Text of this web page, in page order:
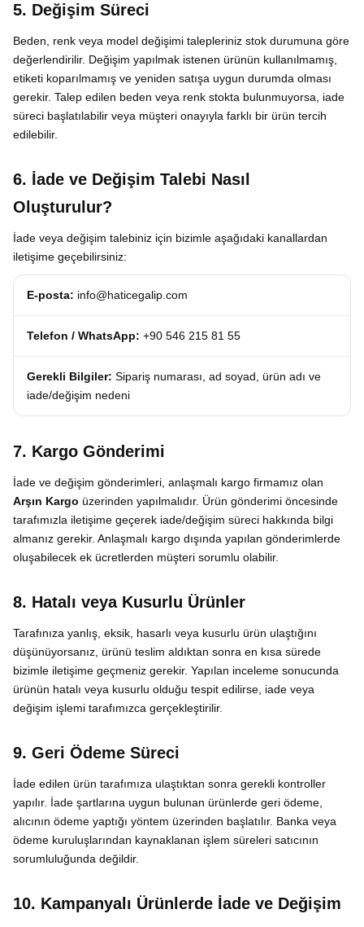
5. Değişim Süreci
Beden, renk veya model değişimi talepleriniz stok durumuna göre
değerlendirilir. Değişim yapılmak istenen ürünün kullanılmamış,
etiketi koparılmamış ve yeniden satışa uygun durumda olması
gerekir. Talep edilen beden veya renk stokta bulunmuyorsa, iade
süreci başlatılabilir veya müşteri onayıyla farklı bir ürün tercih
edilebilir.
6. İade ve Değişim Talebi Nasıl
Oluşturulur?
İade veya değişim talebiniz için bizimle aşağıdaki kanallardan
iletişime geçebilirsiniz:
E-posta: info@haticegalip.com
Telefon / WhatsApp: +90 546 215 81 55
Gerekli Bilgiler: Sipariş numarası, ad soyad, ürün adı ve
iade/değişim nedeni
7. Kargo Gönderimi
İade ve değişim gönderimleri, anlaşmalı kargo firmamız olan
Arşın Kargo üzerinden yapılmalıdır. Ürün gönderimi öncesinde
tarafımızla iletişime geçerek iade/değişim süreci hakkında bilgi
almanız gerekir. Anlaşmalı kargo dışında yapılan gönderimlerde
oluşabilecek ek ücretlerden müşteri sorumlu olabilir.
8. Hatalı veya Kusurlu Ürünler
Tarafınıza yanlış, eksik, hasarlı veya kusurlu ürün ulaştığını
düşünüyorsanız, ürünü teslim aldıktan sonra en kısa sürede
bizimle iletişime geçmeniz gerekir. Yapılan inceleme sonucunda
ürünün hatalı veya kusurlu olduğu tespit edilirse, iade veya
değişim işlemi tarafımızca gerçekleştirilir.
9. Geri Ödeme Süreci
İade edilen ürün tarafımıza ulaştıktan sonra gerekli kontroller
yapılır. İade şartlarına uygun bulunan ürünlerde geri ödeme,
alıcının ödeme yaptığı yöntem üzerinden başlatılır. Banka veya
ödeme kuruluşlarından kaynaklanan işlem süreleri satıcının
sorumluluğunda değildir.
10. Kampanyalı Ürünlerde İade ve Değişim